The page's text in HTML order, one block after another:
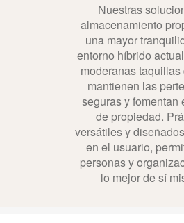
Nuestras
almacenamiento
una mayor
entorno híbrido
moderanas taquillas
mantienen las
seguras y fomentan
de propiedad.
versátiles y
en el usuario,
personas y
lo mejor de sí